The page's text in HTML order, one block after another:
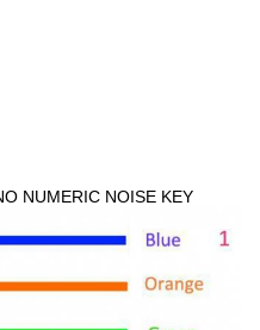
NUMERIC NOISE KEY